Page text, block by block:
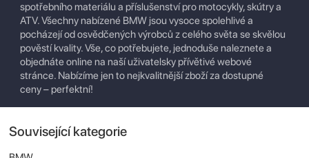
spotřebního materiálu a příslušenství pro motocykly, skútry a
ATV. Všechny nabízené BMW jsou vysoce spolehlivé a
pocházejí od osvědčených výrobců z celého světa se skvělou
pověstí kvality. Vše, co potřebujete, jednoduše naleznete a
objednáte online na naší uživatelsky přívětivé webové
stránce. Nabízíme jen to nejkvalitnější zboží za dostupné
ceny – perfektní!
Související kategorie